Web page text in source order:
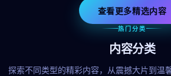
查看更多精选内容
热门分类
内容分类
探索不同类型的精彩内容，从震撼大片到温